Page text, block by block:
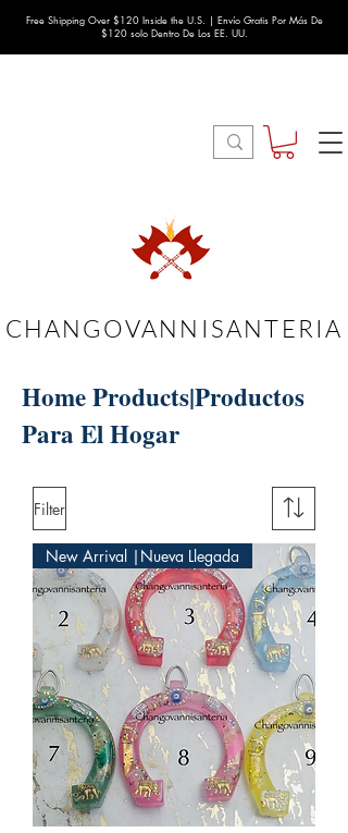
Free Shipping Over $120 Inside the U.S. | Envío Gratis Por Más De
$120 solo Dentro De Los EE. UU.
CHANGOVANNISANTERIA
Home Products|Productos
Para El Hogar
Filter
New Arrival |Nueva Llegada